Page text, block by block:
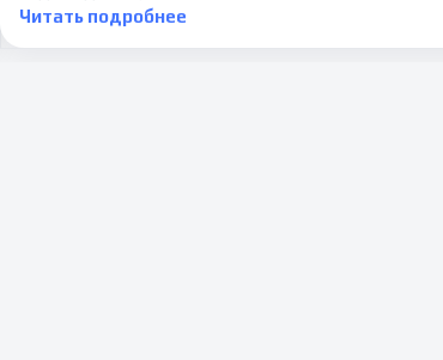
Читать подробнее